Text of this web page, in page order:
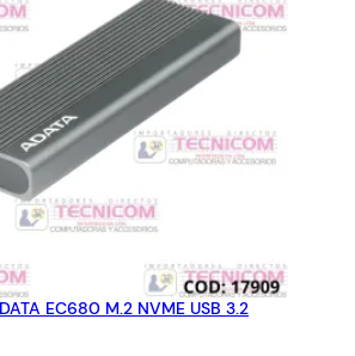
EC680 M.2 NVME USB 3.2